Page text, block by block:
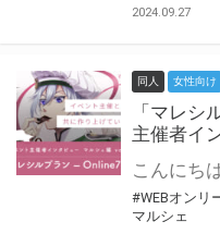
2024.09.27
同人 女性向け
「マレシ
主催者イ
#WEBオンリ
マルシェ